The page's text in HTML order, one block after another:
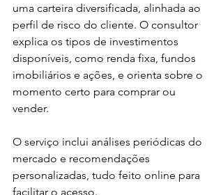
uma carteira diversificada, alinhada ao
perfil de risco do cliente. O consultor
explica os tipos de investimentos
disponíveis, como renda fixa, fundos
imobiliários e ações, e orienta sobre o
momento certo para comprar ou
vender.
O serviço inclui análises periódicas do
mercado e recomendações
personalizadas, tudo feito online para
facilitar o acesso.